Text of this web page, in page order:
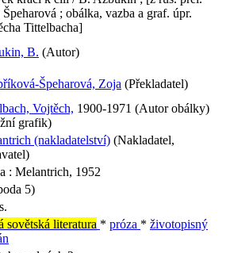
Špeharová ; obálka, vazba a graf. úpr.
Tittelbacha]
B. (Autor)
Špeharová, Zoja (Překladatel)
Vojtěch, 1900-1971 (Autor obálky)
grafik)
(nakladatelství) (Nakladatel,
: Melantrich, 1952
5)
sovětská literatura * próza * životopisný